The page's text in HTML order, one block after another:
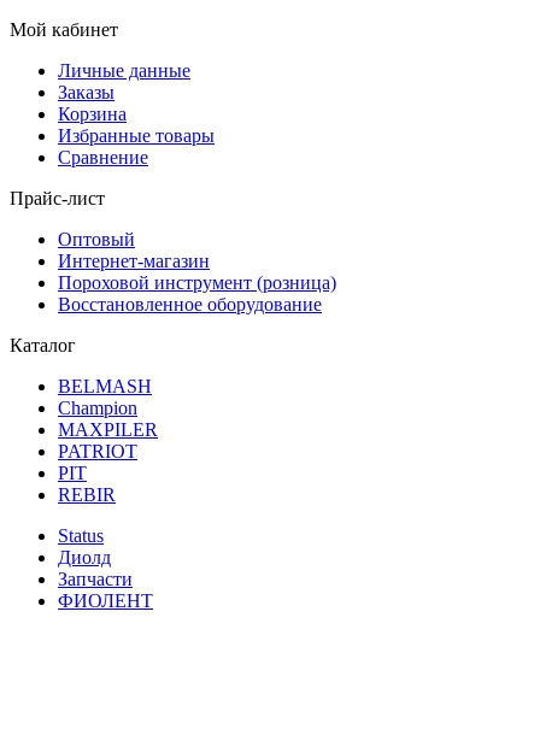
Мой кабинет
Личные данные
Заказы
Корзина
Избранные товары
Сравнение
Прайс-лист
Оптовый
Интернет-магазин
Пороховой инструмент (розница)
Восстановленное оборудование
Каталог
BELMASH
Champion
MAXPILER
PATRIOT
PIT
REBIR
Status
Диолд
Запчасти
ФИОЛЕНТ